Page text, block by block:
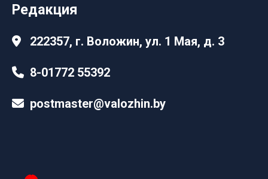
Редакция
222357, г. Воложин, ул. 1 Мая, д. 3
8-01772 55392
postmaster@valozhin.by